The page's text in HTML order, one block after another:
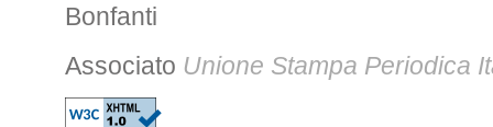
Bonfanti
Associato Unione Stampa Periodica